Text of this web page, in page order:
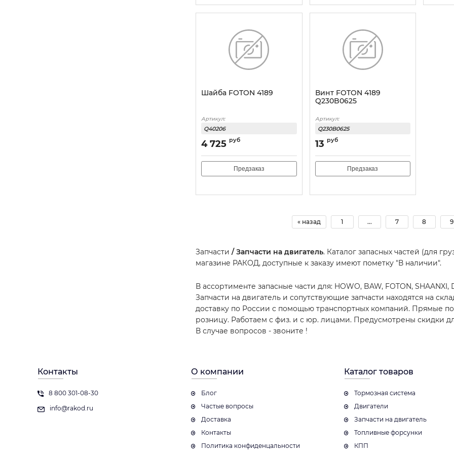
Шайба FOTON 4189
Артикул:
Q40206
4 725 руб
Предзаказ
Винт FOTON 4189
Q230B0625
Артикул:
Q230B0625
13 руб
Предзаказ
« назад 1 ... 7 8 9
Запчасти / Запчасти на двигатель. Каталог запасных частей (для
магазине РАКОД, доступные к заказу имеют пометку "В наличии".
В ассортименте запасные части для: HOWO, BAW, FOTON,
Запчасти на двигатель и сопутствующие запчасти находятся на
доставку по России с помощью транспортных компаний. Прямые
розницу. Работаем с физ. и с юр. лицами. Предусмотрены скидки
В случае вопросов - звоните !
Контакты
8 800 301-08-30
info@rakod.ru
О компании
Блог
Частые вопросы
Доставка
Контакты
Политика конфиденцальности
Каталог товаров
Тормозная система
Двигатели
Запчасти на двигатель
Топливные форсунки
КПП